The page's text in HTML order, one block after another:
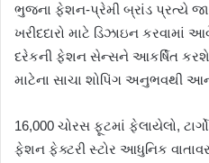
ભુજના ફેશન-પ્રેમી બ્રાંડ પ્રત્યે
ખરીદદારો માટે ડિઝાઇન
દરેકની ફેશન સેન્સને આકર્ષિત
માટેના સાચા શોપિંગ અનુભવથી
16,000 ચોરસ ફૂટમાં ફેલાયેલો,
ફેશન ફેક્ટરી સ્ટોર આધુનિક